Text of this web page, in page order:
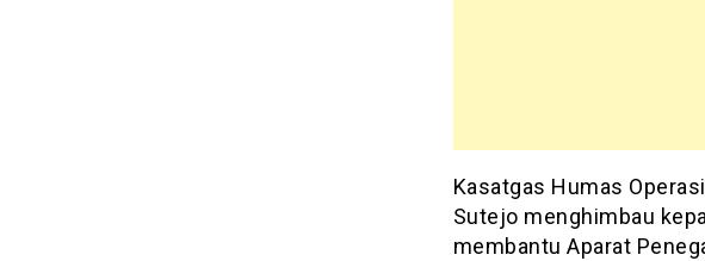
Kasatgas Humas
Sutejo menghimbau
membantu Aparat